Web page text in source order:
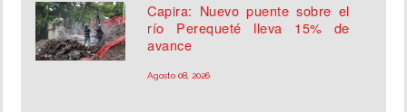
Capira: Nuevo puente sobre el
río Perequeté lleva 15% de
avance
Agosto 08, 2026